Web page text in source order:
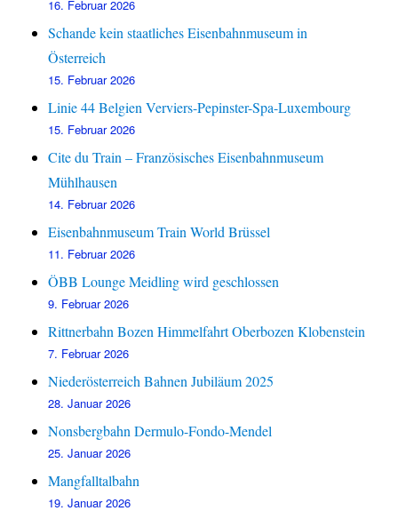
16. Februar 2026
Schande kein staatliches Eisenbahnmuseum in
Österreich
15. Februar 2026
Linie 44 Belgien Verviers-Pepinster-Spa-Luxembourg
15. Februar 2026
Cite du Train – Französisches Eisenbahnmuseum
Mühlhausen
14. Februar 2026
Eisenbahnmuseum Train World Brüssel
11. Februar 2026
ÖBB Lounge Meidling wird geschlossen
9. Februar 2026
Rittnerbahn Bozen Himmelfahrt Oberbozen Klobenstein
7. Februar 2026
Niederösterreich Bahnen Jubiläum 2025
28. Januar 2026
Nonsbergbahn Dermulo-Fondo-Mendel
25. Januar 2026
Mangfalltalbahn
19. Januar 2026